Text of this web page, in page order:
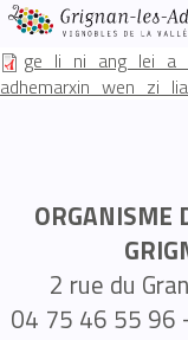
ORGANISME
2 rue du
04 75 46 55 96